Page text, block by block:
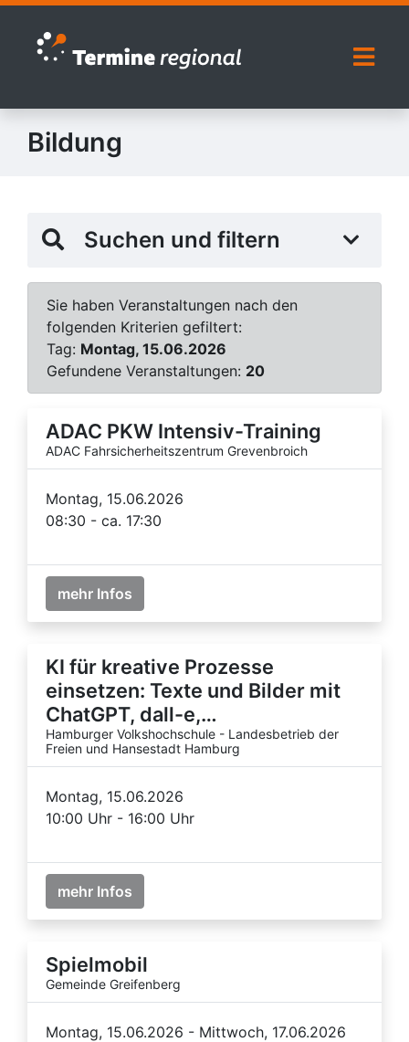
Zur Navigation springen
Zum Inhalt springen
Bildung
Suchen und filtern
Sie haben Veranstaltungen nach den
folgenden Kriterien gefiltert:
Tag: Montag, 15.06.2026
Gefundene Veranstaltungen: 20
ADAC PKW Intensiv-Training
ADAC Fahrsicherheitszentrum Grevenbroich
Montag, 15.06.2026
08:30 - ca. 17:30
mehr Infos
KI für kreative Prozesse
einsetzen: Texte und Bilder mit
ChatGPT, dall-e,…
Hamburger Volkshochschule - Landesbetrieb der
Freien und Hansestadt Hamburg
Montag, 15.06.2026
10:00 Uhr - 16:00 Uhr
mehr Infos
Spielmobil
Gemeinde Greifenberg
Montag, 15.06.2026 - Mittwoch, 17.06.2026